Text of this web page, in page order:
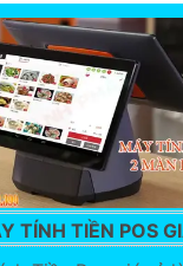
TÍNH TIỀN POS